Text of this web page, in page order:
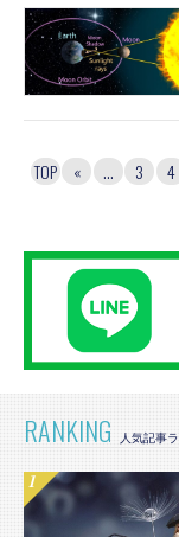
TOP « ... 3 4
RANKING